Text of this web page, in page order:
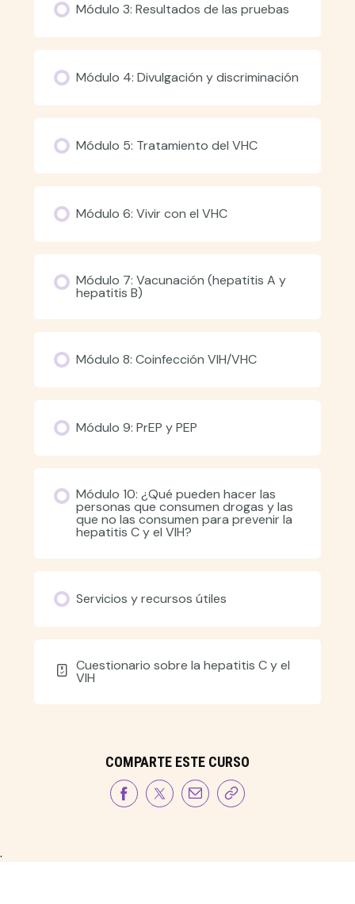
Módulo 3: Resultados de las pruebas
Módulo 4: Divulgación y discriminación
Módulo 5: Tratamiento del VHC
Módulo 6: Vivir con el VHC
Módulo 7: Vacunación (hepatitis A y
hepatitis B)
Módulo 8: Coinfección VIH/VHC
Módulo 9: PrEP y PEP
Módulo 10: ¿Qué pueden hacer las
personas que consumen drogas y las
que no las consumen para prevenir la
hepatitis C y el VIH?
Servicios y recursos útiles
Cuestionario sobre la hepatitis C y el
VIH
COMPARTE ESTE CURSO
.